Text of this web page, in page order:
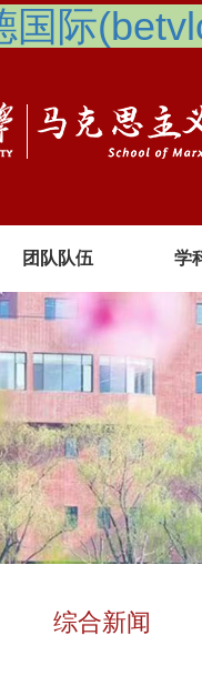
国际
团队队伍 学
综合新闻